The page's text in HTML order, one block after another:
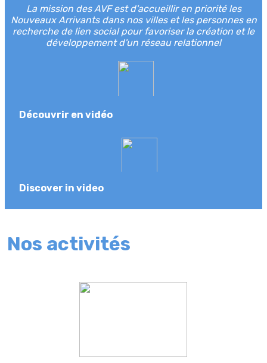
La mission des AVF est d'accueillir en priorité les
Nouveaux Arrivants dans nos villes et les personnes en
recherche de lien social pour favoriser la création et le
développement d'un réseau relationnel
Découvrir en vidéo
Discover in video
Nos activités